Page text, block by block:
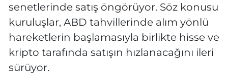
senetlerinde satış öngörüyor. Söz konusu
kuruluşlar, ABD tahvillerinde alım yönlü
hareketlerin başlamasıyla birlikte hisse ve
kripto tarafında satışın hızlanacağını ileri
sürüyor.